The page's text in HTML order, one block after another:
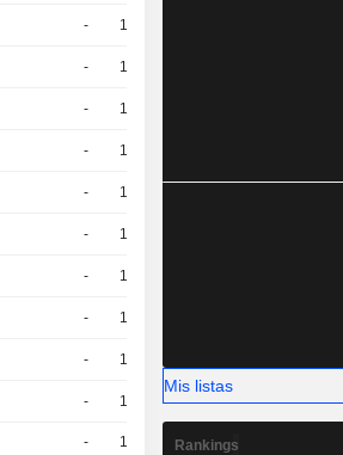
- 10
- 10
- 10
- 10
- 10
- 10
- 10
- 10
- 10
- 10 1.005 / 1.007
- 10 0.88 / 0.89
Mis listas
Rankings